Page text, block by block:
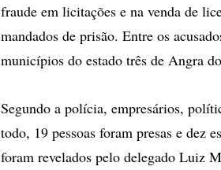
fraude em licitações e na venda de
mandados de prisão. Entre os
municípios do estado três de Angra
Segundo a polícia, empresários,
todo, 19 pessoas foram presas e dez
foram revelados pelo delegado Luiz